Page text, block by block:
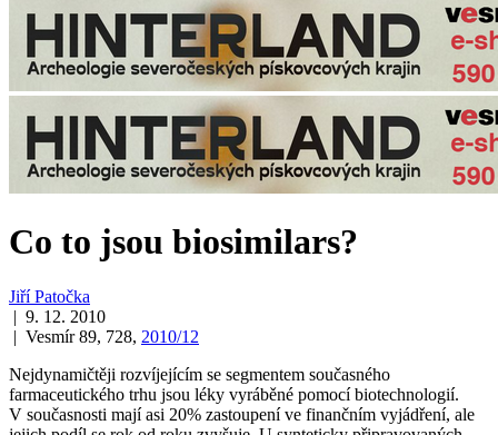
Co to jsou biosimilars?
Jiří Patočka
| 9. 12. 2010
| Vesmír 89, 728, 2010/12
Nejdynamičtěji rozvíjejícím se segmentem současného
farmaceutického trhu jsou léky vyráběné pomocí biotechnologií.
V současnosti mají asi 20% zastoupení ve finančním vyjádření, ale